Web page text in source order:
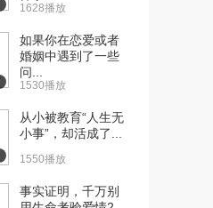
1628播放
如果你在恋爱或者
婚姻中遇到了一些
问...
1530播放
从小被教育“人生无
小事”，却活成了...
1550播放
事实证明，千万别